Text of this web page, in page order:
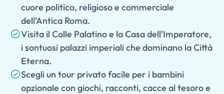
cuore politico, religioso e commerciale
dell'Antica Roma.
Visita il Colle Palatino e la Casa dell'Imperatore,
i sontuosi palazzi imperiali che dominano la Città
Eterna.
Scegli un tour privato facile per i bambini
opzionale con giochi, racconti, cacce al tesoro e